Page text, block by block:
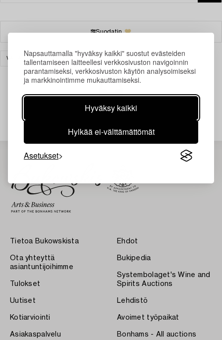
Napsauttamalla "hyväksy kaikki" suostut evästeiden
tallentamiseen laitteellesi verkkosivuston navigoinnin
parantamiseksi, verkkosivuston käytön analysoimiseksi
ja markkinointimme mukauttamiseksi.
Hyväksy kaikki
Hylkää ei-välttämättömät
Asetukset
Suodatin
VALAISIMET SEINÄVALAISIMET
Juuri nyt ei löytynyt hakuasi vastaavia kohteita.
Tietoa Bukowskista
Ota yhteyttä
asiantuntijoihimme
Tulokset
Uutiset
Kotiarviointi
Asiakaspalvelu
Ehdot
Bukipedia
Systembolaget's Wine and
Spirits Auctions
Lehdistö
Avoimet työpaikat
Bonhams - All auctions